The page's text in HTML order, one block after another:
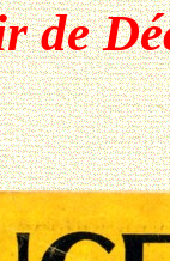
de